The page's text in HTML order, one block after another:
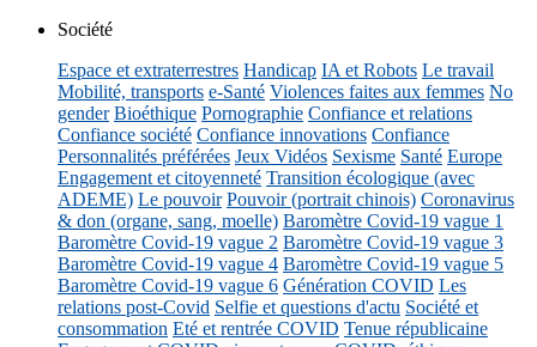
Société
Espace et extraterrestres Handicap IA et Robots Le travail
Mobilité, transports e-Santé Violences faites aux femmes No
gender Bioéthique Pornographie Confiance et relations
Confiance société Confiance innovations Confiance
Personnalités préférées Jeux Vidéos Sexisme Santé Europe
Engagement et citoyenneté Transition écologique (avec
ADEME) Le pouvoir Pouvoir (portrait chinois) Coronavirus
& don (organe, sang, moelle) Baromètre Covid-19 vague 1
Baromètre Covid-19 vague 2 Baromètre Covid-19 vague 3
Baromètre Covid-19 vague 4 Baromètre Covid-19 vague 5
Baromètre Covid-19 vague 6 Génération COVID Les
relations post-Covid Selfie et questions d'actu Société et
consommation Eté et rentrée COVID Tenue républicaine